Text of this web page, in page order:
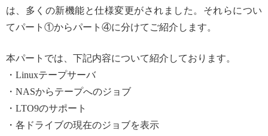
は、多くの新機能と仕様変更がされました。それらについ
てパート①からパート④に分けてご紹介します。
本パートでは、下記内容について紹介しております。
・Linuxテープサーバ
・NASからテープへのジョブ
・LTO9のサポート
・各ドライブの現在のジョブを表示